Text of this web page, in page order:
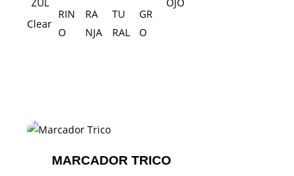
Clear
MARCADOR TRICO